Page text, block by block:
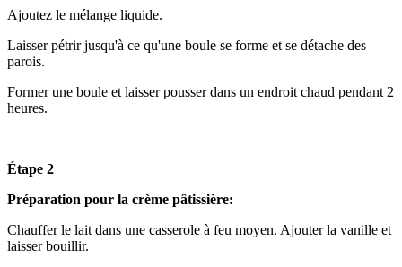
Ajoutez le mélange liquide.
Laisser pétrir jusqu'à ce qu'une boule se forme et se détache des
parois.
Former une boule et laisser pousser dans un endroit chaud pendant 2
heures.
Étape 2
Préparation pour la crème pâtissière:
Chauffer le lait dans une casserole à feu moyen. Ajouter la vanille et
laisser bouillir.